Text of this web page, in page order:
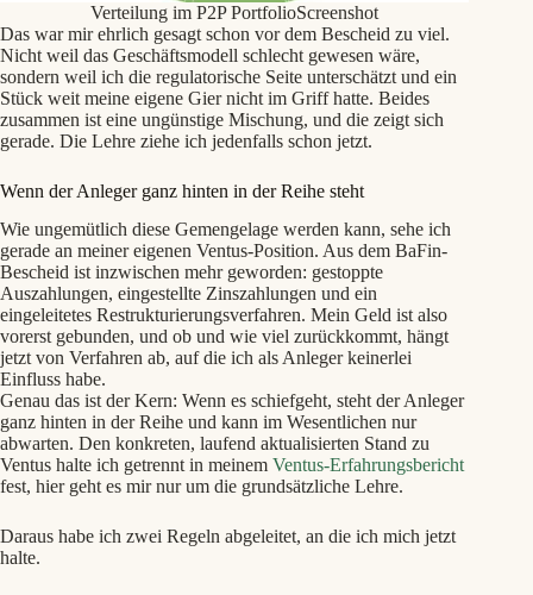
Verteilung im P2P PortfolioScreenshot
Das war mir ehrlich gesagt schon vor dem Bescheid zu viel.
Nicht weil das Geschäftsmodell schlecht gewesen wäre,
sondern weil ich die regulatorische Seite unterschätzt und ein
Stück weit meine eigene Gier nicht im Griff hatte. Beides
zusammen ist eine ungünstige Mischung, und die zeigt sich
gerade. Die Lehre ziehe ich jedenfalls schon jetzt.
Wenn der Anleger ganz hinten in der Reihe steht
Wie ungemütlich diese Gemengelage werden kann, sehe ich
gerade an meiner eigenen Ventus-Position. Aus dem BaFin-
Bescheid ist inzwischen mehr geworden: gestoppte
Auszahlungen, eingestellte Zinszahlungen und ein
eingeleitetes Restrukturierungsverfahren. Mein Geld ist also
vorerst gebunden, und ob und wie viel zurückkommt, hängt
jetzt von Verfahren ab, auf die ich als Anleger keinerlei
Einfluss habe.
Genau das ist der Kern: Wenn es schiefgeht, steht der Anleger
ganz hinten in der Reihe und kann im Wesentlichen nur
abwarten. Den konkreten, laufend aktualisierten Stand zu
Ventus halte ich getrennt in meinem Ventus-Erfahrungsbericht
fest, hier geht es mir nur um die grundsätzliche Lehre.
Daraus habe ich zwei Regeln abgeleitet, an die ich mich jetzt
halte.